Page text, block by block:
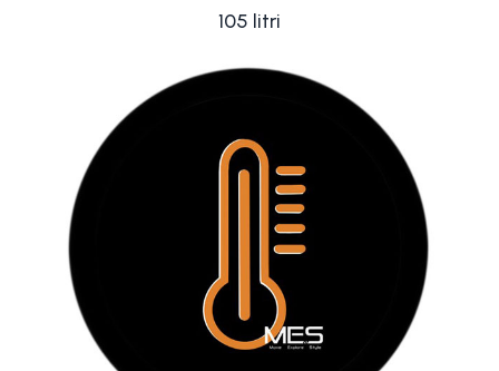
105 litri